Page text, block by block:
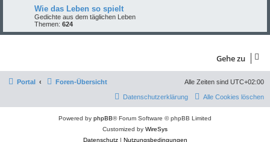
Wie das Leben so spielt
Gedichte aus dem täglichen Leben
Themen: 624
Gehe zu
Portal Foren-Übersicht Alle Zeiten sind UTC+02:00
Alle Cookies löschen
Datenschutzerklärung
Powered by phpBB® Forum Software © phpBB Limited
Customized by WireSys
Datenschutz| Nutzungsbedingungen